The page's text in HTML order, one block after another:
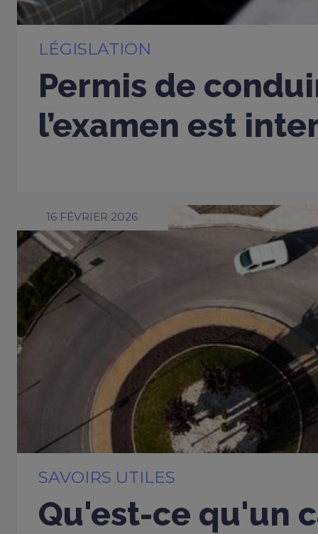
LÉGISLATION
Permis de
l’examen est
16 FÉVRIER 2026
SAVOIRS UTILES
Qu'est-ce qu'un